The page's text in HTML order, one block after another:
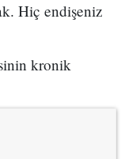
Hiç endişeniz
kronik